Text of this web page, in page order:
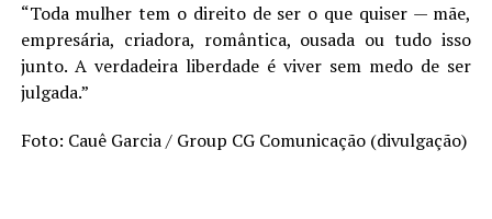
“Toda mulher tem o direito de ser o que quiser — mãe,
empresária, criadora, romântica, ousada ou tudo isso
junto. A verdadeira liberdade é viver sem medo de ser
julgada.”
Foto: Cauê Garcia / Group CG Comunicação (divulgação)